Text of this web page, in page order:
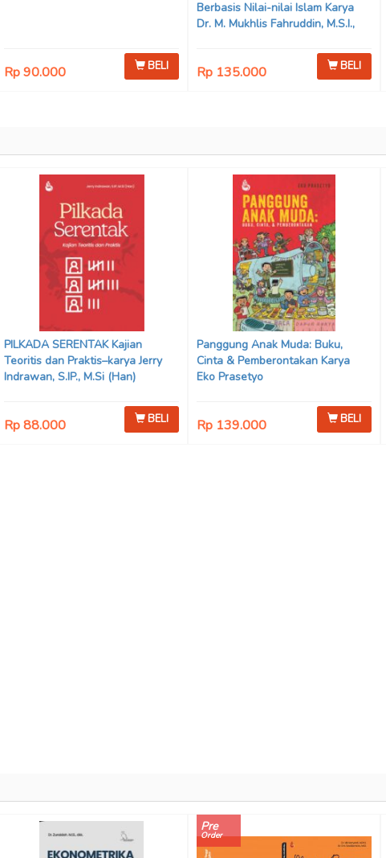
Rp 90.000 BELI
Berbasis Nilai-nilai Islam Karya
Dr. M. Mukhlis Fahruddin, M.S.I.,
Adrenal Stezen, S.H., M.H.
Rp 135.000 BELI
PILKADA SERENTAK Kajian
Teoritis dan Praktis–karya Jerry
Indrawan, S.IP., M.Si (Han)
Rp 88.000 BELI
Panggung Anak Muda: Buku,
Cinta & Pemberontakan Karya
Eko Prasetyo
Rp 139.000 BELI
Pre
Order